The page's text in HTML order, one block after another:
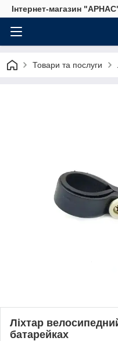
Інтернет-магазин
Товари та послуги
Ліхтар
батарейках